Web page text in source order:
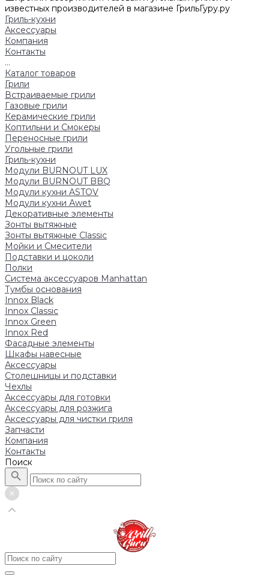
известных производителей в магазине ГрильГуру.ру
Гриль-кухни
Аксессуары
Компания
Контакты
...
Каталог товаров
Грили
Встраиваемые грили
Газовые грили
Керамические грили
Коптильни и Смокеры
Переносные грили
Угольные грили
Гриль-кухни
Модули BURNOUT LUX
Модули BURNOUT BBQ
Модули кухни ASTOV
Модули кухни Аwet
Декоративные элементы
Зонты вытяжные
Зонты вытяжные Classic
Мойки и Смесители
Подставки и цоколи
Полки
Система аксессуаров Manhattan
Тумбы основания
Innox Black
Innox Classic
Innox Green
Innox Red
Фасадные элементы
Шкафы навесные
Аксессуары
Столешницы и подставки
Чехлы
Аксессуары для готовки
Аксессуары для розжига
Аксессуары для чистки гриля
Запчасти
Компания
Контакты
Поиск